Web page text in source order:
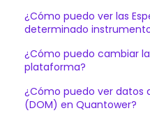
¿Cómo puedo ver las
determinado
¿Cómo puedo cambiar
plataforma?
¿Cómo puedo ver datos
(DOM) en Quantower?